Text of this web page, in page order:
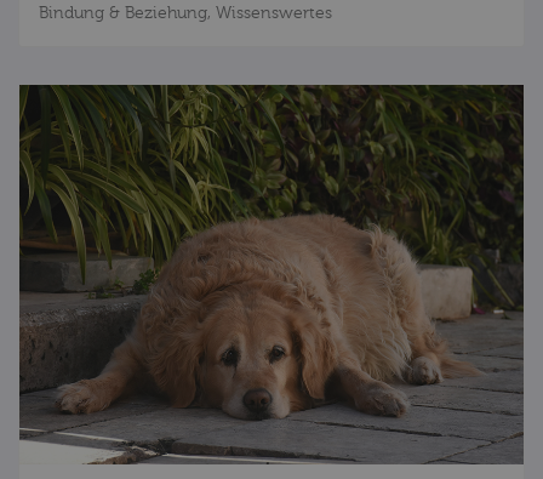
Bindung & Beziehung, Wissenswertes